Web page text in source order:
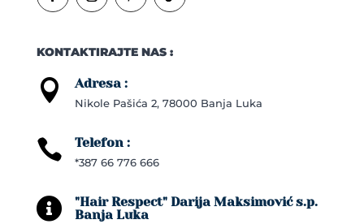
KONTAKTIRAJTE NAS :
 Adresa :
Nikole Pašića 2, 78000 Banja Luka
 Telefon :
*387 66 776 666

"Hair Respect" Darija Maksimović s.p.
Banja Luka